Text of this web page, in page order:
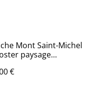
Mont Saint-Michel
paysage
patrimoine
€